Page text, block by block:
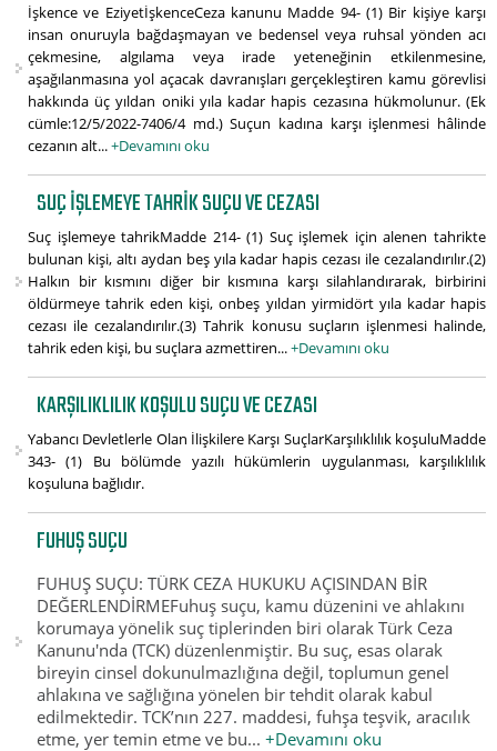
İşkence ve EziyetİşkenceCeza kanunu Madde 94- (1) Bir kişiye karşı
insan onuruyla bağdaşmayan ve bedensel veya ruhsal yönden acı
çekmesine, algılama veya irade yeteneğinin etkilenmesine,
aşağılanmasına yol açacak davranışları gerçekleştiren kamu görevlisi
hakkında üç yıldan oniki yıla kadar hapis cezasına hükmolunur. (Ek
cümle:12/5/2022-7406/4 md.) Suçun kadına karşı işlenmesi hâlinde
cezanın alt...+Devamını oku
SUÇ IŞLEMEYE TAHRIK SUÇU VE CEZASI
Suç işlemeye tahrikMadde 214- (1) Suç işlemek için alenen tahrikte
bulunan kişi, altı aydan beş yıla kadar hapis cezası ile cezalandırılır.(2)
Halkın bir kısmını diğer bir kısmına karşı silahlandırarak, birbirini
öldürmeye tahrik eden kişi, onbeş yıldan yirmidört yıla kadar hapis
cezası ile cezalandırılır.(3) Tahrik konusu suçların işlenmesi halinde,
tahrik eden kişi, bu suçlara azmettiren...+Devamını oku
KARŞILIKLILIK KOŞULU SUÇU VE CEZASI
Yabancı Devletlerle Olan İlişkilere Karşı SuçlarKarşılıklılık koşuluMadde
343- (1) Bu bölümde yazılı hükümlerin uygulanması, karşılıklılık
koşuluna bağlıdır.
FUHUŞ SUÇU
FUHUŞ SUÇU: TÜRK CEZA HUKUKU AÇISINDAN BİR
DEĞERLENDİRMEFuhuş suçu, kamu düzenini ve ahlakını
korumaya yönelik suç tiplerinden biri olarak Türk Ceza
Kanunu'nda (TCK) düzenlenmiştir. Bu suç, esas olarak
bireyin cinsel dokunulmazlığına değil, toplumun genel
ahlakına ve sağlığına yönelen bir tehdit olarak kabul
edilmektedir. TCK’nın 227. maddesi, fuhşa teşvik, aracılık
etme, yer temin etme ve bu...+Devamını oku